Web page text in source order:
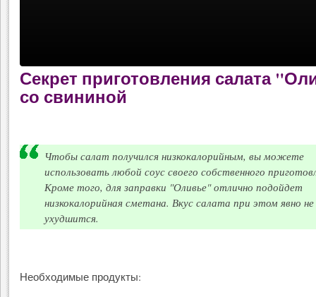
Секрет приготовления салата
со свининой
Чтобы салат получился низкокалорийным, вы можете
использовать любой соус своего собственного
Кроме того, для заправки "Оливье" отлично подойдет
низкокалорийная сметана. Вкус салата при этом явно не
ухудшится.
Необходимые продукты: